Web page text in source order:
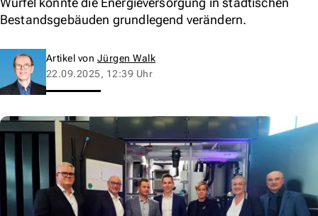
Bestandsgebäuden grundlegend verändern.
Artikel von Jürgen Walk
22.09.2025, 12:39 Uhr